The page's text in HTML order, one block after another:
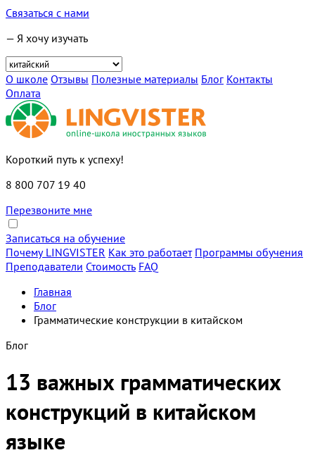
Связаться с нами
— Я хочу изучать
О школе Отзывы Полезные материалы Блог Контакты
Оплата
Короткий путь к успеху!
8 800 707 19 40
Перезвоните мне
Записаться на обучение
Почему LINGVISTER Как это работает Программы обучения
Преподаватели Стоимость FAQ
Главная
Блог
Грамматические конструкции в китайском
Блог
13 важных грамматических
конструкций в китайском
языке